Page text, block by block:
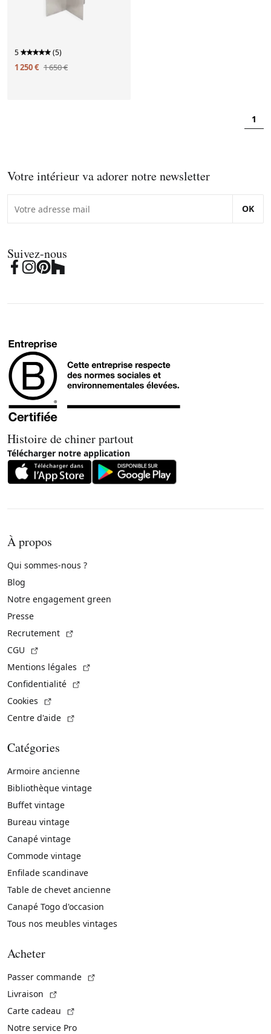
5 (5)
1 250 € 1 650 €
1
Votre intérieur va adorer notre newsletter
OK
Suivez-nous
Histoire de chiner partout
Télécharger notre application
À propos
Qui sommes-nous ?
Blog
Notre engagement green
Presse
Recrutement
CGU
Mentions légales
Confidentialité
Cookies
Centre d'aide
Catégories
Armoire ancienne
Bibliothèque vintage
Buffet vintage
Bureau vintage
Canapé vintage
Commode vintage
Enfilade scandinave
Table de chevet ancienne
Canapé Togo d'occasion
Tous nos meubles vintages
Acheter
Passer commande
Livraison
Carte cadeau
Notre service Pro